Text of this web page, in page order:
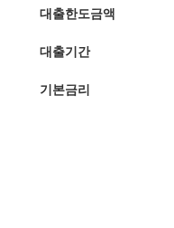
대출한도금액
대출기간
기본금리